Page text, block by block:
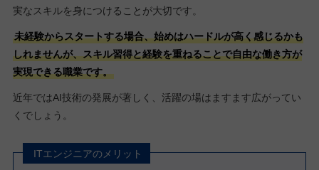
実なスキルを身につけることが大切です。
未経験からスタートする場合、始めはハードルが高く感じるかも
しれませんが、スキル習得と経験を重ねることで自由な働き方が
実現できる職業です。
近年ではAI技術の発展が著しく、活躍の場はますます広がってい
くでしょう。
ITエンジニアのメリット